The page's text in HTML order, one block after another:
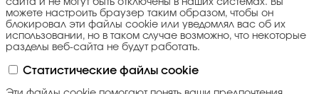
сайта и не могут быть отключены в наших системах. Вы
можете настроить браузер таким образом, чтобы он
блокировал эти файлы cookie или уведомлял вас об их
использовании, но в таком случае возможно, что некоторые
разделы веб-сайта не будут работать.
Статистические файлы cookie